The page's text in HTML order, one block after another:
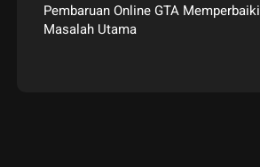
Pembaruan Online GTA Memperbaiki
Masalah Utama